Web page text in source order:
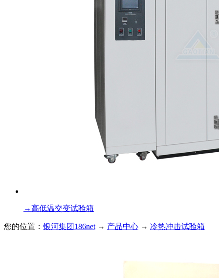
→高低温交变试验箱
您的位置： 银河集团186net → 产品中心 → 冷热冲击试验箱